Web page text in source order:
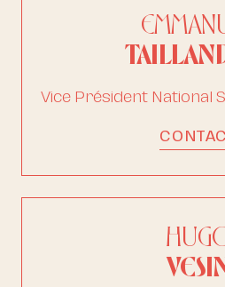
Vice Président National